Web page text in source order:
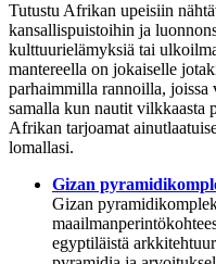
Tutustu Afrikan upeisiin
kansallispuistoihin ja
kulttuurielämyksiä tai
mantereella on jokaiselle
parhaimmilla rannoilla, joissa
samalla kun nautit vilkkaasta
Afrikan tarjoamat
lomallasi.
Gizan
Gizan
egyptiläistä